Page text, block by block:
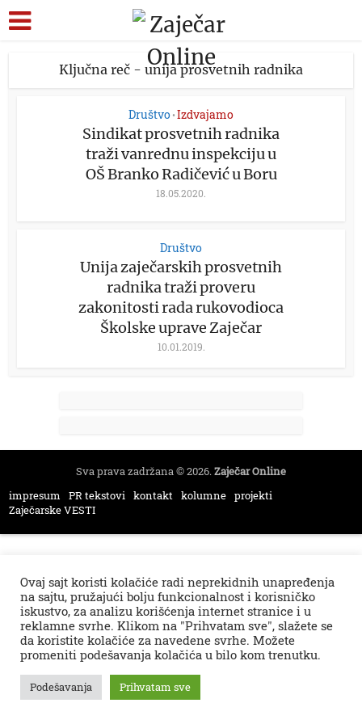
Ključna reč - unija prosvetnih radnika
Društvo•Izdvajamo
Sindikat prosvetnih radnika
traži vanrednu inspekciju u
OŠ Branko Radičević u Boru
18.05.2020.
Društvo
Unija zaječarskih prosvetnih
radnika traži proveru
zakonitosti rada rukovodioca
Školske uprave Zaječar
10.01.2019.
Sva prava zadržana © 2026.Zaječar Online
impresum
PR tekstovi kontakt kolumne projekti
Zaječarske VESTI
Ovaj sajt koristi kolačiće radi neprekidnih unapređenja
na sajtu, pružajući bolju funkcionalnost i korisničko
iskustvo, za analizu korišćenja internet stranice i u
reklamne svrhe. Klikom na "Prihvatam sve", slažete se
da koristite kolačiće za navedene svrhe. Možete
promeniti podešavanja kolačića u bilo kom trenutku.
Podešavanja Prihvatam sve